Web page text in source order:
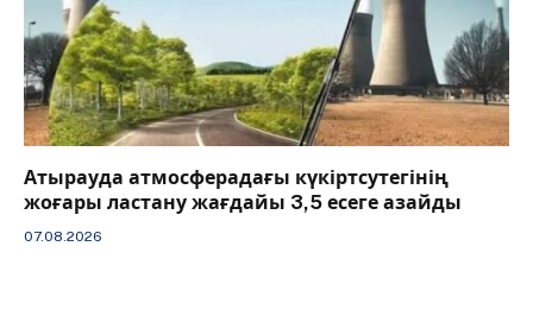
Атырауда атмосферадағы күкіртсутегінің
жоғары ластану жағдайы 3,5 есеге азайды
07.08.2026